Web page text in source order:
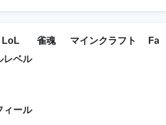
LoL 雀魂 マインクラフト
レベル
ィール